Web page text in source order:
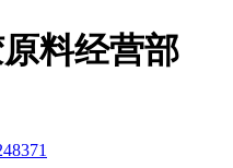
料经营部